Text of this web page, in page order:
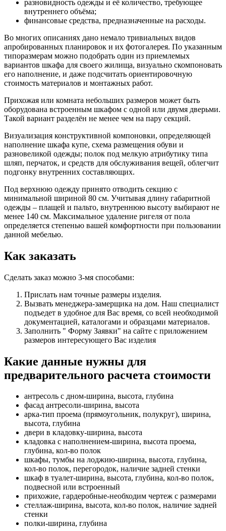
разновидность одежды и её количество, требующее
внутреннего объёма;
финансовые средства, предназначенные на расходы.
Во многих описаниях дано немало тривиальных видов
апробированных планировок и их фотогалерея. По указанным
типоразмерам можно подобрать один из приемлемых
вариантов шкафа для своего жилища, визуально скомпоновать
его наполнение, и даже подсчитать ориентировочную
стоимость материалов и монтажных работ.
Прихожая или комната небольших размеров может быть
оборудована встроенным шкафом с одной или двумя дверьми.
Такой вариант разделён не менее чем на пару секций.
Визуализация конструктивной компоновки, определяющей
наполнение шкафа купе, схема размещения обуви и
разновеликой одежды; полок под мелкую атрибутику типа
шляп, перчаток, и средств для обслуживания вещей, облегчит
подгонку внутренних составляющих.
Под верхнюю одежду принято отводить секцию с
минимальной шириной 80 см. Учитывая длину габаритной
одежды – плащей и пальто, внутреннюю высоту выбирают не
менее 140 см. Максимальное удаление ригеля от пола
определяется степенью вашей комфортности при пользовании
данной мебелью.
Как заказать
Сделать заказ можно 3-мя способами:
Прислать нам точные размеры изделия.
Вызвать менеджера-замерщика на дом. Наш специалист
подъедет в удобное для Вас время, со всей необходимой
документацией, каталогами и образцами материалов.
Заполнить " Форму Заявки" на сайте с приложением
размеров интересующего Вас изделия
Какие данные нужны для
предварительного расчета стоимости
антресоль с дном-ширина, высота, глубина
фасад антресоли-ширина, высота
арка-тип проема (прямоугольник, полукруг), ширина,
высота, глубина
двери в кладовку-ширина, высота
кладовка с наполнением-ширина, высота проема,
глубина, кол-во полок
шкафы, тумбы на лоджию-ширина, высота, глубина,
кол-во полок, перегородок, наличие задней стенки
шкаф в туалет-ширина, высота, глубина, кол-во полок,
подвесной или встроенный
прихожие, гардеробные-необходим чертеж с размерами
стеллаж-ширина, высота, кол-во полок, наличие задней
стенки
полки-ширина, глубина